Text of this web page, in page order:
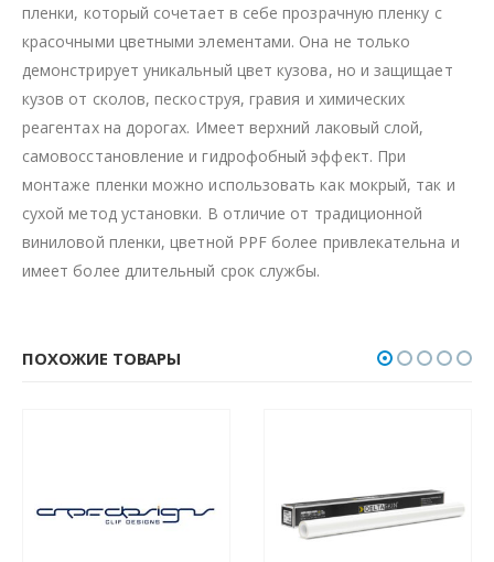
пленки, который сочетает в себе прозрачную пленку с
красочными цветными элементами. Она не только
демонстрирует уникальный цвет кузова, но и защищает
кузов от сколов, пескоструя, гравия и химических
реагентах на дорогах. Имеет верхний лаковый слой,
самовосстановление и гидрофобный эффект. При
монтаже пленки можно использовать как мокрый, так и
сухой метод установки. В отличие от традиционной
виниловой пленки, цветной PPF более привлекательна и
имеет более длительный срок службы.
ПОХОЖИЕ ТОВАРЫ